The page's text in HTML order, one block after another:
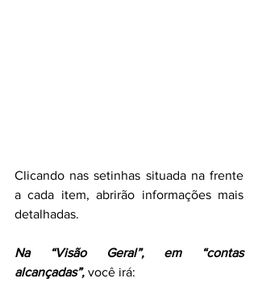
Clicando nas setinhas situada na frente
a cada item, abrirão informações mais
detalhadas.
Na “Visão Geral”, em “contas
alcançadas”, você irá: